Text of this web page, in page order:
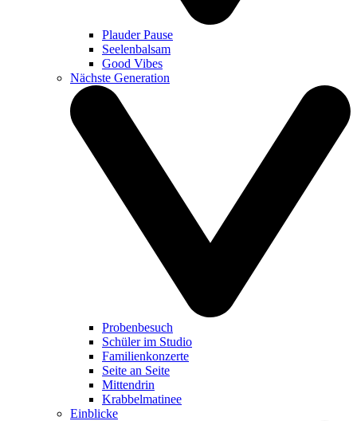
Plauder Pause
Seelenbalsam
Good Vibes
Nächste Generation
Probenbesuch
Schüler im Studio
Familienkonzerte
Seite an Seite
Mittendrin
Krabbelmatinee
Einblicke